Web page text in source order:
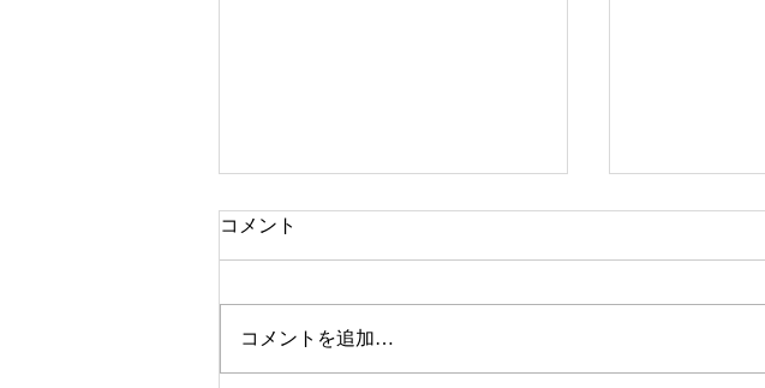
コメント
コメントを追加…